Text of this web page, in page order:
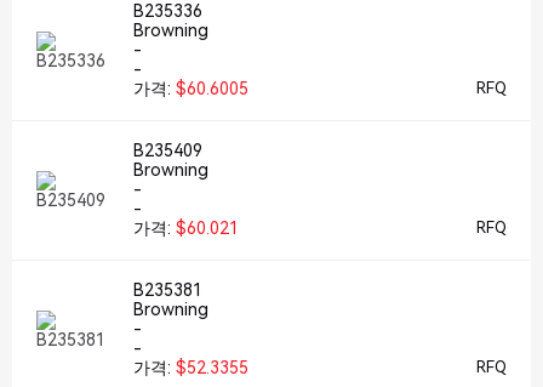
B235336
Browning
-
-
가격: $60.6005 RFQ
B235409
Browning
-
-
가격: $60.021 RFQ
B235381
Browning
-
-
가격: $52.3355 RFQ